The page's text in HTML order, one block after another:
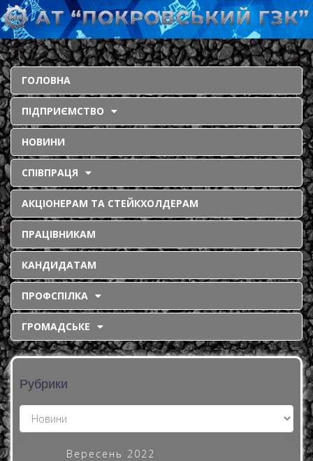
ГОЛОВНА
ПІДПРИЄМСТВО
НОВИНИ
СПІВПРАЦЯ
АКЦІОНЕРАМ ТА СТЕЙКХОЛДЕРАМ
ПРАЦІВНИКАМ
КАНДИДАТАМ
ПРОФСПІЛКА
ГРОМАДСЬКЕ
Рубрики
Вересень 2022